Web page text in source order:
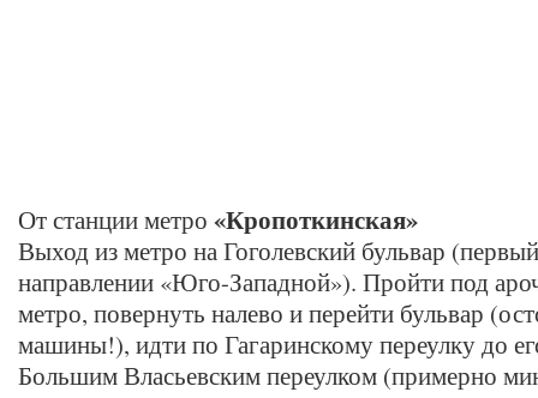
От станции метро «Кропоткинская»
Выход из метро на Гоголевский бульвар
направлении «Юго-Западной»). Пройти под
метро, повернуть налево и перейти бульвар
машины!), идти по Гагаринскому переулку до
Большим Власьевским переулком (примерно